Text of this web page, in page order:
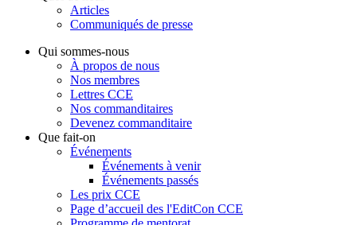
Articles
Communiqués de presse
Qui sommes-nous
À propos de nous
Nos membres
Lettres CCE
Nos commanditaires
Devenez commanditaire
Que fait-on
Événements
Événements à venir
Événements passés
Les prix CCE
Page d’accueil des l'EditCon CCE